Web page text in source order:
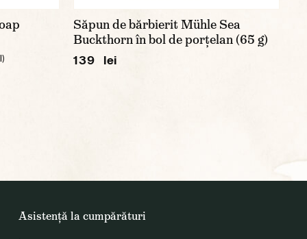
Săpun de bărbierit Mühle Sea
Buckthorn în bol de porțelan (65 g)
139 lei
Asistență la cumpărături